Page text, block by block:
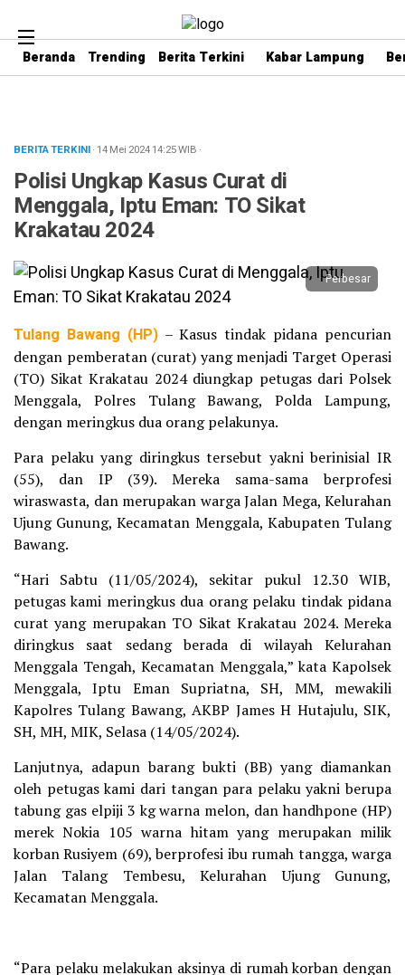
Beranda Trending Berita Terkini Kabar Lampung
BERITA TERKINI· 14 Mei 202414:25WIB ·
Polisi Ungkap Kasus Curat di
Menggala, Iptu Eman: TO Sikat
Krakatau 2024
Perbesar
Tulang Bawang (HP)– Kasus tindak pidana pencurian
dengan pemberatan (curat) yang menjadi Target Operasi
(TO) Sikat Krakatau 2024 diungkap petugas dari Polsek
Menggala, Polres Tulang Bawang, Polda Lampung,
dengan meringkus dua orang pelakunya.
Para pelaku yang diringkus tersebut yakni berinisial IR
(55), dan IP (39). Mereka sama-sama berprofesi
wiraswasta, dan merupakan warga Jalan Mega, Kelurahan
Ujung Gunung, Kecamatan Menggala, Kabupaten Tulang
Bawang.
“Hari Sabtu (11/05/2024), sekitar pukul 12.30 WIB,
petugas kami meringkus dua orang pelaku tindak pidana
curat yang merupakan TO Sikat Krakatau 2024. Mereka
diringkus saat sedang berada di wilayah Kelurahan
Menggala Tengah, Kecamatan Menggala,” kata Kapolsek
Menggala, Iptu Eman Supriatna, SH, MM, mewakili
Kapolres Tulang Bawang, AKBP James H Hutajulu, SIK,
SH, MH, MIK, Selasa (14/05/2024).
Lanjutnya, adapun barang bukti (BB) yang diamankan
oleh petugas kami dari tangan para pelaku yakni berupa
tabung gas elpiji 3 kg warna melon, dan handhpone (HP)
merek Nokia 105 warna hitam yang merupakan milik
korban Rusiyem (69), berprofesi ibu rumah tangga, warga
Jalan Talang Tembesu, Kelurahan Ujung Gunung,
Kecamatan Menggala.
“Para pelaku melakukan aksinya di rumah korban dengan